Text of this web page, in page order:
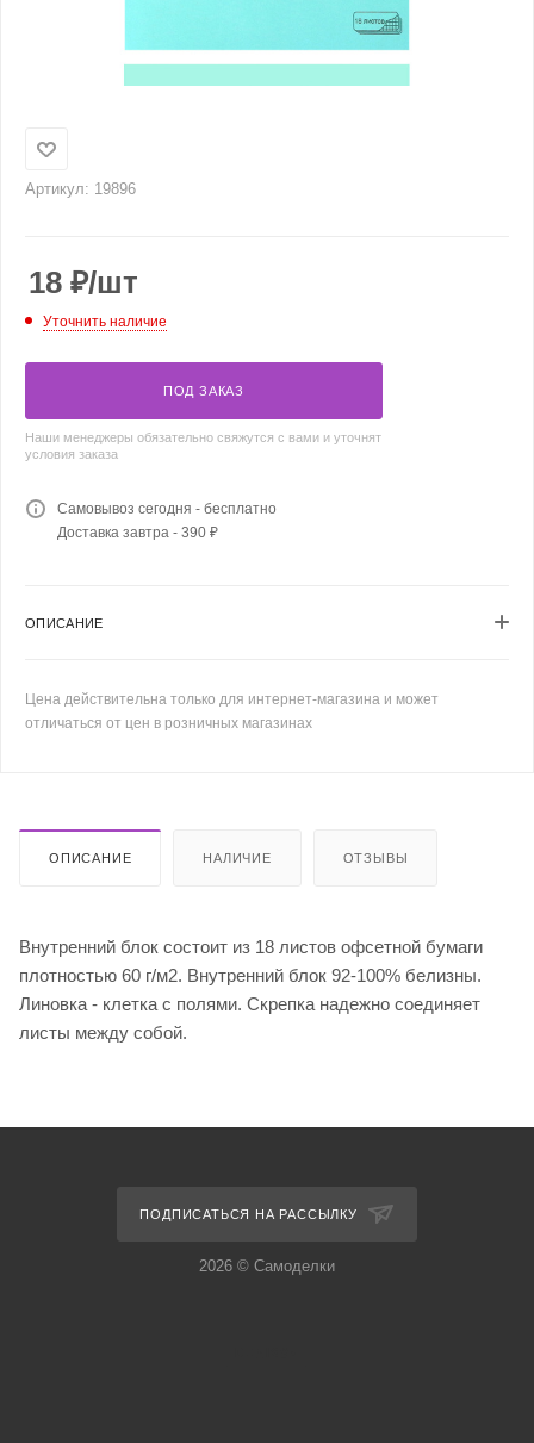
Артикул: 19896
18 ₽/шт
Уточнить наличие
ПОД ЗАКАЗ
Наши менеджеры обязательно свяжутся с вами и уточнят
условия заказа
Самовывоз сегодня - бесплатно
Доставка завтра - 390 ₽
ОПИСАНИЕ
Цена действительна только для интернет-магазина и может
отличаться от цен в розничных магазинах
ОПИСАНИЕ НАЛИЧИЕ ОТЗЫВЫ
Внутренний блок состоит из 18 листов офсетной бумаги
плотностью 60 г/м2. Внутренний блок 92-100% белизны.
Линовка - клетка с полями. Скрепка надежно соединяет
листы между собой.
ПОДПИСАТЬСЯ НА РАССЫЛКУ
2026 © Самоделки